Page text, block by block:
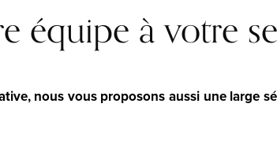
équipe à votre
nous vous proposons aussi une large